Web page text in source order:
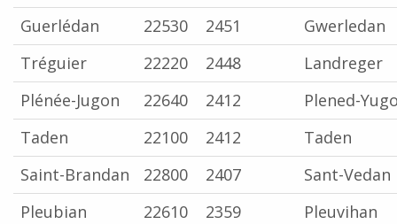
Guerlédan
22530 2451
Gwerledan
Tréguier
22220 2448
Landreger
Plénée-Jugon
22640 2412
Plened-
Taden
22100 2412
Taden
Saint-Brandan
22800 2407
Sant-Vedan
Pleubian
22610 2359
Pleuvihan